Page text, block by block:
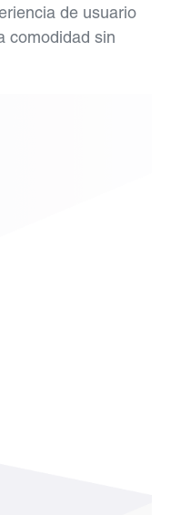
de usuario
comodidad sin